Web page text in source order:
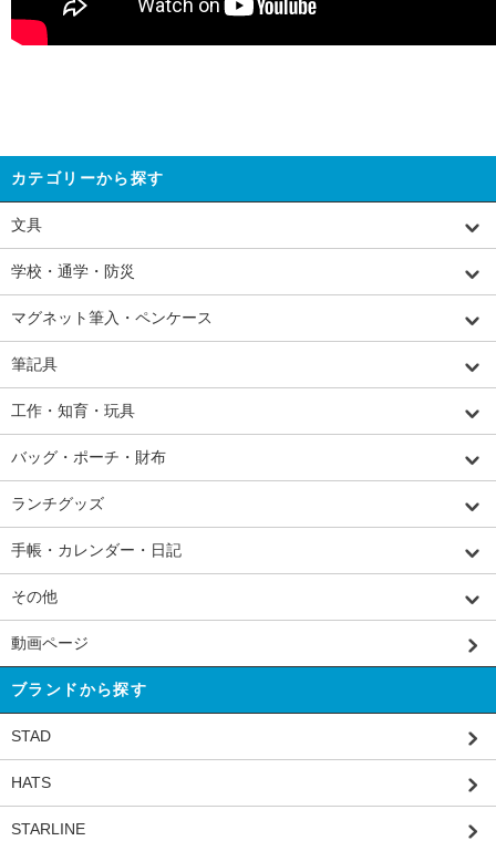
カテゴリーから探す
文具
学校・通学・防災
マグネット筆入・ペンケース
筆記具
工作・知育・玩具
バッグ・ポーチ・財布
ランチグッズ
手帳・カレンダー・日記
その他
動画ページ
ブランドから探す
STAD
HATS
STARLINE